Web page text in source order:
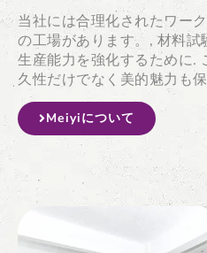
当社には合理化されたワー
の工場があります。, 材料
生産能力を強化するために.
久性だけでなく美的魅力も
Meiyiについて